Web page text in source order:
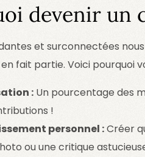
devenir un
et surconnectées
fait partie. Voici pourquoi
:Un pourcentage des
!
personnel :Créer
ou une critique